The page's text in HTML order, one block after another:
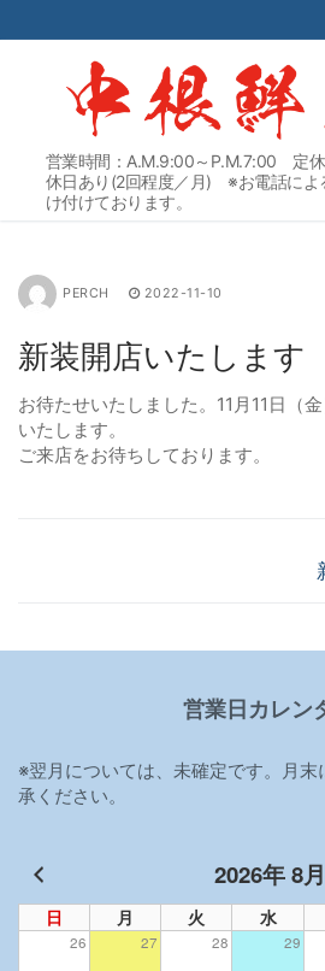
ン
営業時間：A.M.9:00～P.M.7:00 定
休日あり(2回程度／月) ※お電話によ
け付けております。
PERCH 2022-11-10
新装開店いたします
お待たせいたしました。11月11日（
いたします。
ご来店をお待ちしております。
ビ
シ
ョ
営業日カレン
※翌月については、未確定です。月末
承ください。
2026年 8月
日 月 火 水
26 27 28 29